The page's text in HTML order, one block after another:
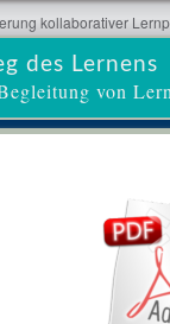
des Lernens
von
kollaborativer